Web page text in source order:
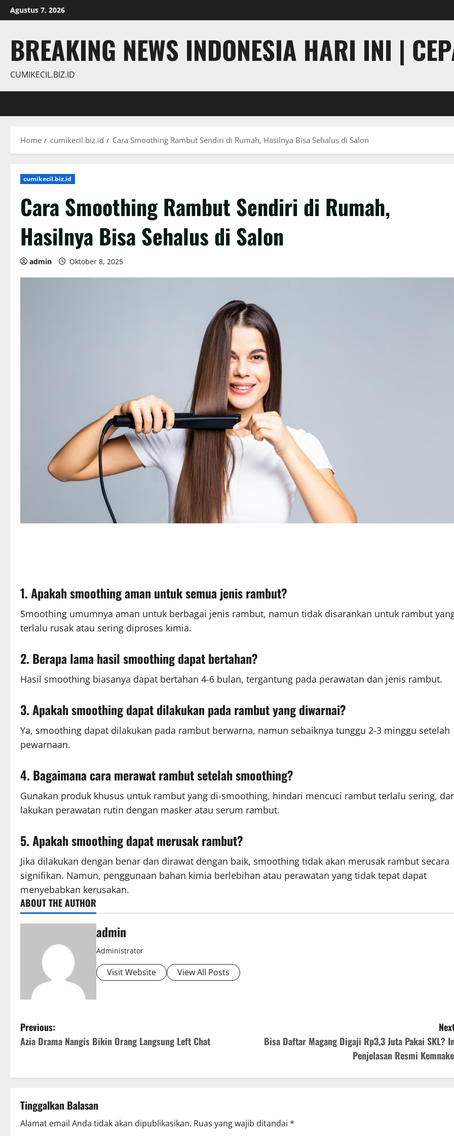
Skip
to
Agustus 7, 2026
BREAKING NEWS INDONESIA HARI INI |
CUMIKECIL.BIZ.ID
Home cumikecil.biz.id Cara Smoothing Rambut Sendiri di Rumah, Hasilnya Bisa Sehalus di Salon
cumikecil.biz.id
Cara Smoothing Rambut Sendiri di Rumah,
Hasilnya Bisa Sehalus di Salon
admin Oktober 8, 2025
1. Apakah smoothing aman untuk semua jenis rambut?
Smoothing umumnya aman untuk berbagai jenis rambut, namun tidak disarankan untuk rambut
terlalu rusak atau sering diproses kimia.
2. Berapa lama hasil smoothing dapat bertahan?
Hasil smoothing biasanya dapat bertahan 4-6 bulan, tergantung pada perawatan dan jenis rambut.
3. Apakah smoothing dapat dilakukan pada rambut yang diwarnai?
Ya, smoothing dapat dilakukan pada rambut berwarna, namun sebaiknya tunggu 2-3 minggu setelah
pewarnaan.
4. Bagaimana cara merawat rambut setelah smoothing?
Gunakan produk khusus untuk rambut yang di-smoothing, hindari mencuci rambut terlalu sering,
lakukan perawatan rutin dengan masker atau serum rambut.
5. Apakah smoothing dapat merusak rambut?
Jika dilakukan dengan benar dan dirawat dengan baik, smoothing tidak akan merusak rambut secara
signifikan. Namun, penggunaan bahan kimia berlebihan atau perawatan yang tidak tepat dapat
menyebabkan kerusakan.
ABOUT THE AUTHOR
admin
Administrator
Visit Website View All Posts
P
o
s
n
Previous:
Azia Drama Nangis Bikin Orang Langsung Left Chat
Bisa Daftar Magang Digaji Rp3,3 Juta Pakai SKL?
Penjelasan Resmi
Tinggalkan Balasan
Alamat email Anda tidak akan dipublikasikan. Ruas yang wajib ditandai *